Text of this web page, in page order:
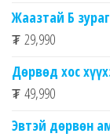
Жаазтай Б зураг
₮ 29,990
Дөрвөд хос
₮ 49,990
Эвтэй дөрвөн